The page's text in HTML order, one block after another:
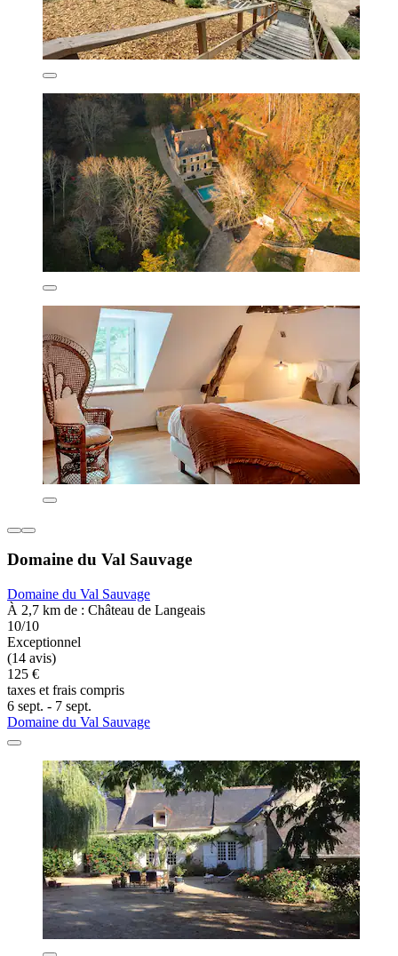
Domaine du Val Sauvage
Domaine du Val Sauvage
À 2,7 km de : Château de Langeais
10/10
Exceptionnel
(14 avis)
125 €
taxes et frais compris
6 sept. - 7 sept.
Domaine du Val Sauvage